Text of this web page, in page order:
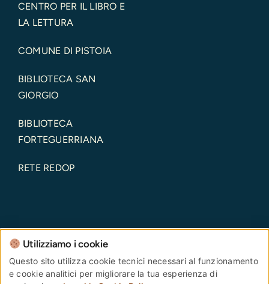
CENTRO PER IL LIBRO E
LA LETTURA
COMUNE DI PISTOIA
BIBLIOTECA SAN
GIORGIO
BIBLIOTECA
FORTEGUERRIANA
RETE REDOP
Comune di Pistoia – Piazza del Duomo, 1 – 51100 –
Pistoia – Codice Fiscale: 00108690470 Partita IVA:
Utilizziamo i cookie
Questo sito utilizza cookie tecnici necessari al funzionamento
e cookie analitici per migliorare la tua esperienza di